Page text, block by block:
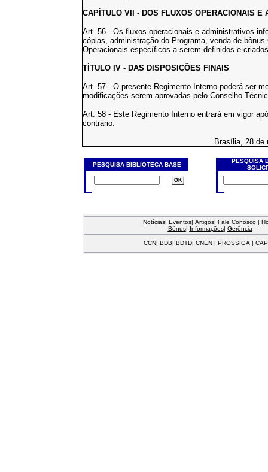
CAPÍTULO VII - DOS FLUXOS OPERACIONAIS E
Art. 56 - Os fluxos operacionais e administrativos
cópias, administração do Programa, venda de
Operacionais específicos a serem definidos e
TÍTULO IV - DAS DISPOSIÇÕES FINAIS
Art. 57 - O presente Regimento Interno poderá ser
modificações serem aprovadas pelo Conselho
Art. 58 - Este Regimento Interno entrará em vigor
contrário.
Brasília, 28 de
PESQUISA BIBLIOTECA BASE
PESQUISA
Notícias| Eventos| Artigos| Fale Conosco |
Bônus| Informações| Gerência
CCN| BDB| BDTD| CNEN | PROSSIGA |